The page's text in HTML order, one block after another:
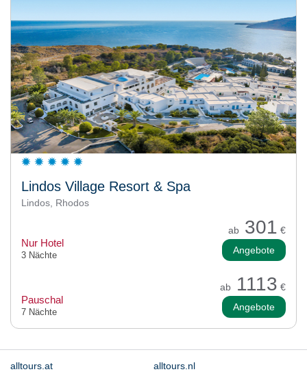
Lindos Village Resort & Spa
Lindos, Rhodos
ab 301 €
Nur Hotel
3 Nächte Angebote
ab 1113 €
Pauschal
7 Nächte Angebote
alltours.at alltours.nl